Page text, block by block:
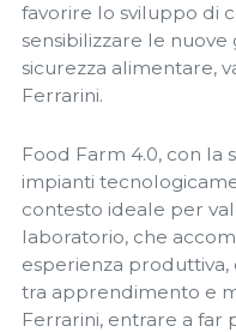
favorire lo sviluppo di
sensibilizzare le
sicurezza alimentare,
Ferrarini.
Food Farm 4.0, con la
impianti
contesto ideale per
laboratorio, che
esperienza produttiva,
tra apprendimento e
Ferrarini, entrare a far